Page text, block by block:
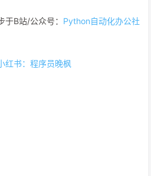
B站/公众号： Python自动化办公社
红书：程序员晚枫